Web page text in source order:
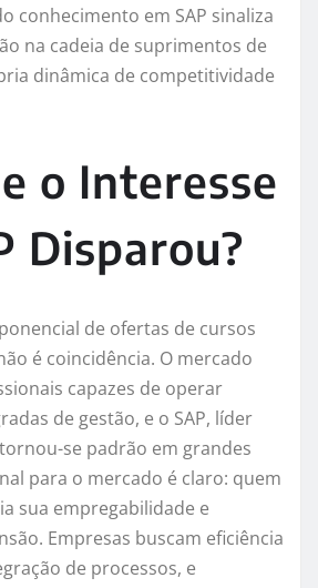
conhecimento em SAP sinaliza
na cadeia de suprimentos de
dinâmica de competitividade
o Interesse
Disparou?
de ofertas de cursos
é coincidência. O mercado
capazes de operar
de gestão, e o SAP, líder
se padrão em grandes
para o mercado é claro: quem
sua empregabilidade e
Empresas buscam eficiência
de processos, e